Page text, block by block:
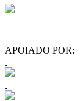
APOIADO POR: